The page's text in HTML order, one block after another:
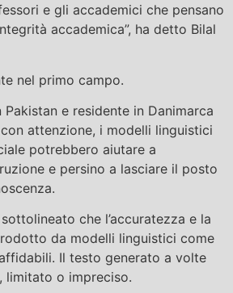
e gli accademici che pensano
accademica”, ha detto Bilal
nel primo campo.
e residente in Danimarca
attenzione, i modelli linguistici
potrebbero aiutare a
e persino a lasciare il posto
che l’accuratezza e la
da modelli linguistici come
Il testo generato a volte
limitato o impreciso.